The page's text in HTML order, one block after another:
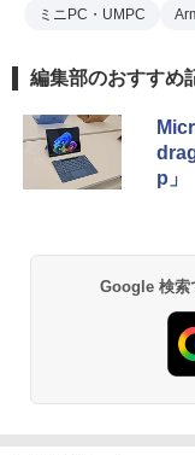
ミニPC・UMPC
編集部のおすすめ
p」
Google 検索